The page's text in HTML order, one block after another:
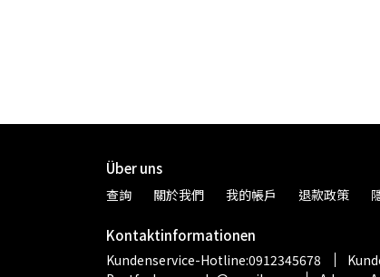
Über uns
查詢 關於我們 我的帳戶 退款政策
Kontaktinformationen
Kundenservice-Hotline:0912345678